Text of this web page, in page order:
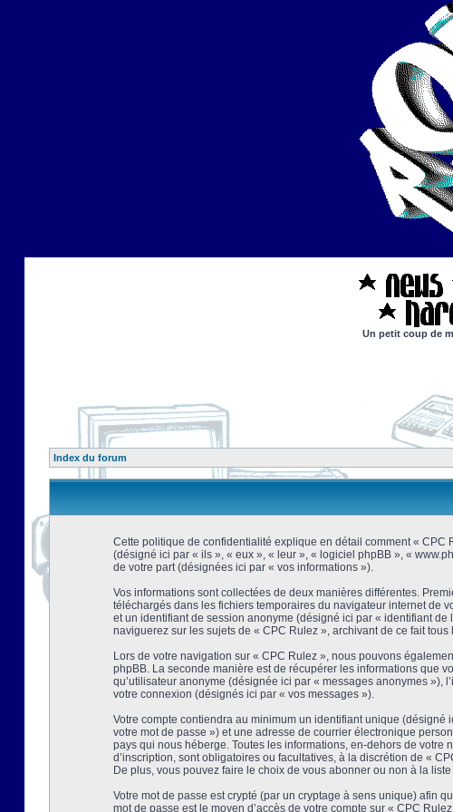
Un petit coup de
Index du forum
Cette politique de confidentialité explique en détail comment « CPC
(désigné ici par « ils », « eux », « leur », « logiciel phpBB », «
de votre part (désignées ici par « vos informations »).
Vos informations sont collectées de deux manières différentes.
téléchargés dans les fichiers temporaires du navigateur internet de
et un identifiant de session anonyme (désigné ici par « identifiant
naviguerez sur les sujets de « CPC Rulez », archivant de ce fait
Lors de votre navigation sur « CPC Rulez », nous pouvons
phpBB. La seconde manière est de récupérer les informations que
qu’utilisateur anonyme (désignée ici par « messages anonymes »),
votre connexion (désignés ici par « vos messages »).
Votre compte contiendra au minimum un identifiant unique (désigné
votre mot de passe ») et une adresse de courrier électronique
pays qui nous héberge. Toutes les informations, en-dehors de votre
d’inscription, sont obligatoires ou facultatives, à la discrétion de «
De plus, vous pouvez faire le choix de vous abonner ou non à la
Votre mot de passe est crypté (par un cryptage à sens unique) afin
mot de passe est le moyen d’accès de votre compte sur « CPC